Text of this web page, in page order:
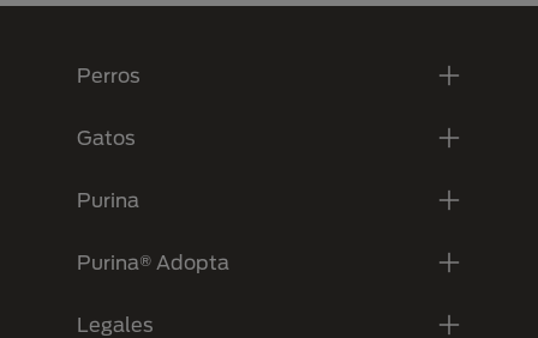
Perros
Gatos
Purina
Purina® Adopta
Legales